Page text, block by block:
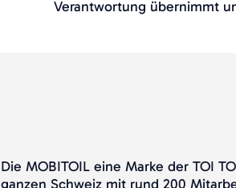
Verantwortung übernimmt
Die MOBITOIL eine Marke der TOI
ganzen Schweiz mit rund 200